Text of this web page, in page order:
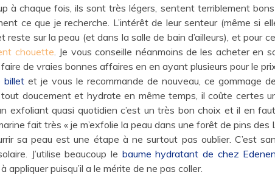
à chaque fois, ils sont très légers, sentent terriblement
ce que je recherche. L’intérêt de leur senteur (même si
reste sur la peau (et dans la salle de bain d’ailleurs), et pour
chouette . Je vous conseille néanmoins de les acheter en
de vraies bonnes affaires en en ayant plusieurs pour le prix
billet et je vous le recommande de nouveau, ce gommage
doucement et hydrate en même temps, il coûte certes
exfoliant quasi quotidien c’est un très bon choix et il en
fait très « je m’exfolie la peau dans une forêt de pins des
sa peau est une étape à ne surtout pas oublier. C’est
J’utilise beaucoup le baume hydratant de chez
puisqu’il a le mérite de ne pas coller.